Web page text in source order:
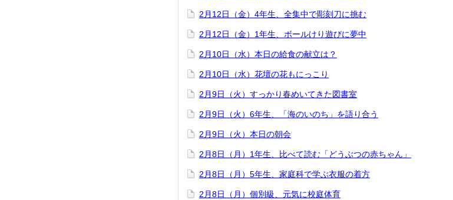
2月12日（金）4年生、全集中で彫刻刀に挑む
2月12日（金）1年生、ボールけり遊びに夢中
2月10日（水）本日の給食の献立は？
2月10日（水）花壇の花もにっこり
2月9日（火）すっかり春めいてきた図書室
2月9日（火）6年生、「海のいのち」を語り合う
2月9日（火）本日の朝会
2月8日（月）1年生、比べて読む「どうぶつの赤ちゃん」
2月8日（月）5年生、家庭科で学ぶ衣服の着方
2月8日（月）個別級、元気に校庭体育